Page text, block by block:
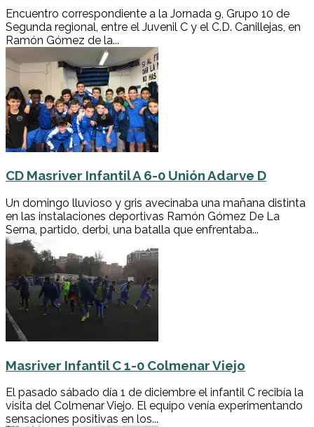
Encuentro correspondiente a la Jornada 9, Grupo 10 de
Segunda regional, entre el Juvenil C y el C.D. Canillejas, en
Ramón Gómez de la...
CD Masriver Infantil A 6-0 Unión Adarve D
Un domingo lluvioso y gris avecinaba una mañana distinta
en las instalaciones deportivas Ramón Gómez De La
Serna, partido, derbi, una batalla que enfrentaba...
Masriver Infantil C 1-0 Colmenar Viejo
El pasado sábado día 1 de diciembre el infantil C recibía la
visita del Colmenar Viejo. El equipo venía experimentando
sensaciones positivas en los...